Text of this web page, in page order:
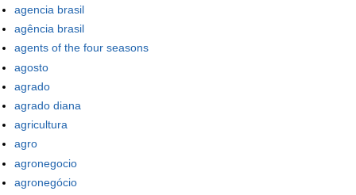
agencia brasil
agência brasil
agents of the four seasons
agosto
agrado
agrado diana
agricultura
agro
agronegocio
agronegócio